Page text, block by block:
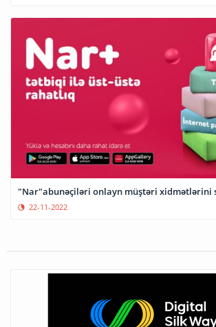
"Nar"abunəçiləri onlayn müştəri xidmətlərini
22-11-2022